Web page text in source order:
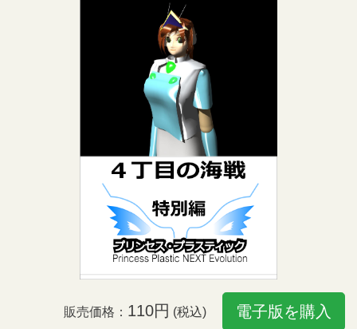
販売価格： 110円 (税込) 電子版を購入